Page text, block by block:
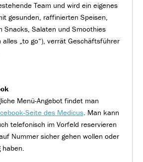
Team und wird ein eigenes
gesunden, raffinierten Speisen,
Snacks, Salaten und Smoothies
„to go“), verrät Geschäftsführer
Menü-Angebot findet man
Seite des Medicus. Man kann
telefonisch im Vorfeld reservieren
Nummer sicher gehen wollen oder
haben.